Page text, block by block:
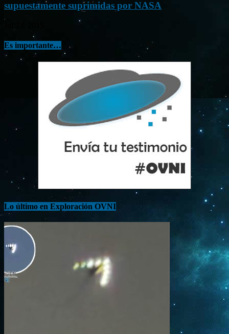
supuestamente suprimidas por NASA
Es importante…
Lo último en Exploración OVNI